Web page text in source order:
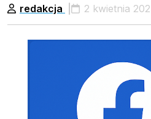
redakcja 2 kwietnia